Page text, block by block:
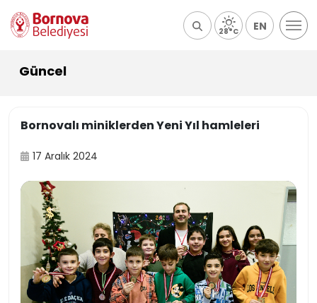
28°C EN
Güncel
Bornovalı miniklerden Yeni Yıl hamleleri
17 Aralık 2024